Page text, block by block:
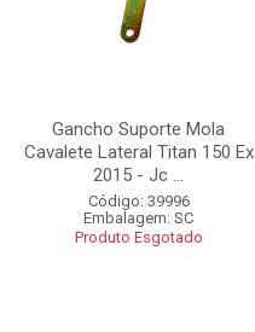
Gancho Suporte Mola
Cavalete Lateral Titan 150 Ex
2015 - Jc ...
Código: 39996
Embalagem: SC
Produto Esgotado